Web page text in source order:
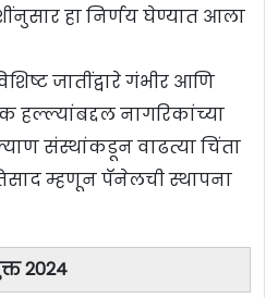
हा निर्णय घेण्यात आला
जातींद्वारे गंभीर आणि
हल्ल्यांबद्दल नागरिकांच्या
संस्थांकडून वाढत्या चिंता
म्हणून पॅनेलची स्थापना
2024